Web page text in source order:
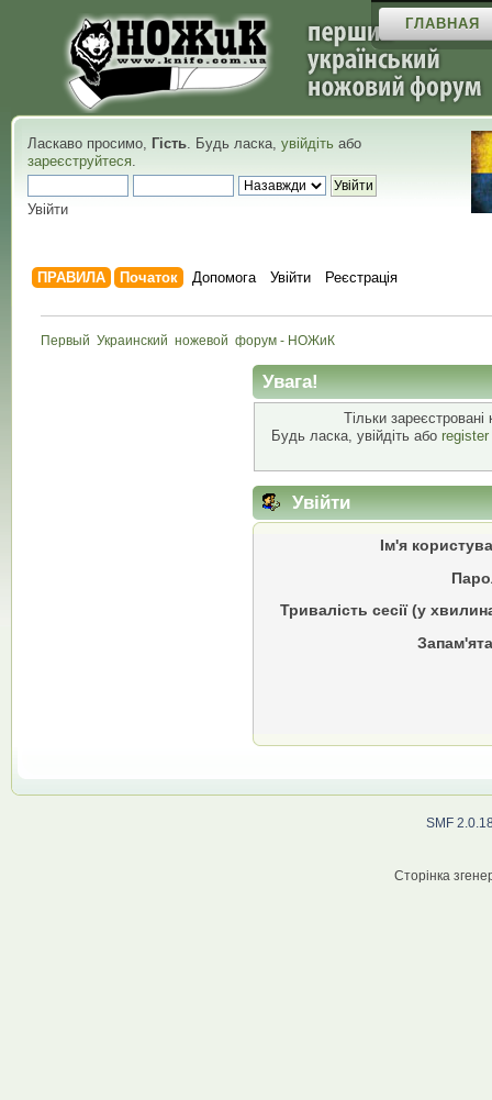
ГЛАВНАЯ
Ласкаво просимо, Гість. Будь ласка, увійдіть або
зареєструйтеся.
Увійти
ПРАВИЛА Початок Допомога Увійти Реєстрація
Первый  Украинский  ножевой  форум - НОЖиК
Увага!
Тільки
Будь ласка, увійдіть або
Увійти
Ім'я
Тривалість сесії (у
SMF
Сторінка